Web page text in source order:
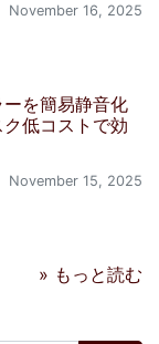
November 16, 2025
を簡易静音化
低コストで効
November 15, 2025
» もっと読む